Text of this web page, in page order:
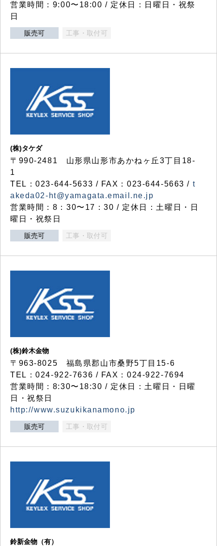
営業時間：9:00〜18:00 / 定休日：日曜日・祝祭
日
販売可 工事・取付可
(株)タケダ
〒990-2481 山形県山形市あかねヶ丘3丁目18-
1
TEL：023-644-5633 / FAX：023-644-5663 / t
akeda02-ht@yamagata.email.ne.jp
営業時間：8：30〜17：30 / 定休日：土曜日・日
曜日・祝祭日
販売可 工事・取付可
(株)鈴木金物
〒963-8025 福島県郡山市桑野5丁目15-6
TEL：024-922-7636 / FAX：024-922-7694
営業時間：8:30〜18:30 / 定休日：土曜日・日曜
日・祝祭日
http://www.suzukikanamono.jp
販売可 工事・取付可
鈴新金物（有）